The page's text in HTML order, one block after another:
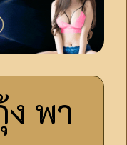
ง พา